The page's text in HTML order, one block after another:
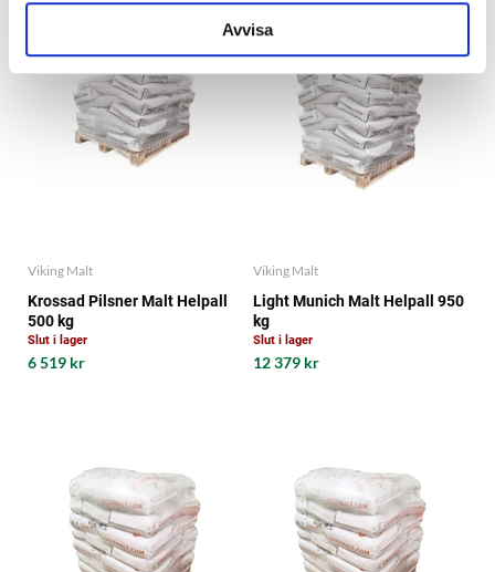
Avvisa
Viking Malt
Krossad Pilsner Malt Helpall
500 kg
Slut i lager
6 519 kr
Viking Malt
Light Munich Malt Helpall 950
kg
Slut i lager
12 379 kr